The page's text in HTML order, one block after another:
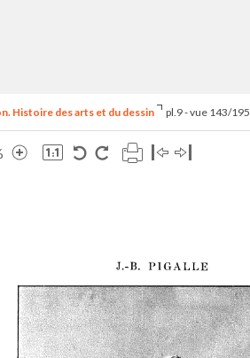
Histoire des arts et du dessin pl.9 - vue 143/195